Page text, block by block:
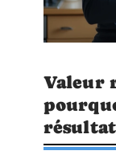
Valeur
résultat